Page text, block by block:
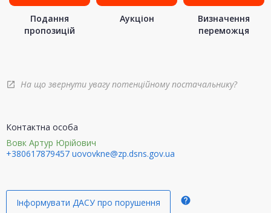
Подання
пропозицій
Аукціон
Визначення
переможця
open_in_new На що звернути увагу потенційному постачальнику?
Контактна особа
Вовк Артур Юрійович
+380617879457 uovovkne@zp.dsns.gov.ua
Інформувати ДАСУ про порушення help